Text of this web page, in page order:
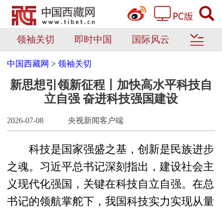
领袖关切 即时中国 国际风云
中国西藏网 >领袖关切
新思想引领新征程丨加快高水平科技自
立自强 奋进科技强国建设
2026-07-08 央视新闻客户端
科技是国家强盛之基，创新是民族进步
之魂。习近平总书记深刻指出，建设社会主
义现代化强国，关键在科技自立自强。在总
书记的领航掌舵下，我国科技实力实现从量